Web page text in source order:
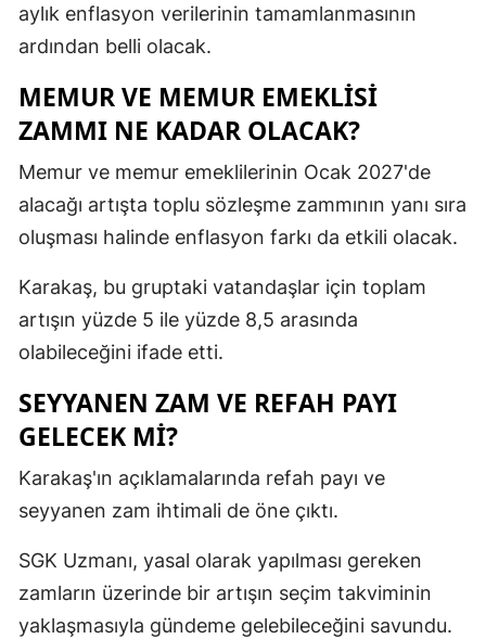
aylık enflasyon verilerinin tamamlanmasının
ardından belli olacak.
MEMUR VE MEMUR EMEKLİSİ
ZAMMI NE KADAR OLACAK?
Memur ve memur emeklilerinin Ocak 2027'de
alacağı artışta toplu sözleşme zammının yanı sıra
oluşması halinde enflasyon farkı da etkili olacak.
Karakaş, bu gruptaki vatandaşlar için toplam
artışın yüzde 5 ile yüzde 8,5 arasında
olabileceğini ifade etti.
SEYYANEN ZAM VE REFAH PAYI
GELECEK Mİ?
Karakaş'ın açıklamalarında refah payı ve
seyyanen zam ihtimali de öne çıktı.
SGK Uzmanı, yasal olarak yapılması gereken
zamların üzerinde bir artışın seçim takviminin
yaklaşmasıyla gündeme gelebileceğini savundu.